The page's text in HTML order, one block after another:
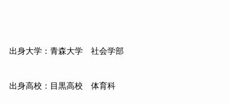
出身大学：青森大学 社会学部
出身高校：目黒高校 体育科